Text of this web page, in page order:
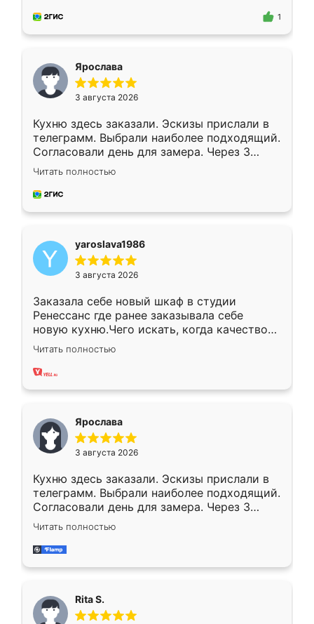
предложил по моему эскизу самый
1
Ярослава
3 августа 2026
Кухню здесь заказали. Эскизы прислали в
телеграмм. Выбрали наиболее подходящий.
Согласовали день для замера. Через 3
недели кухня была уже готова. Остались
довольны работой. Спасибо Ренессанс
мебель за качественную работу!
Читать полностью
yaroslava1986
3 августа 2026
Заказала себе новый шкаф в студии
Ренессанс где ранее заказывала себе
новую кухню.Чего искать, когда качеством
вполне довольна. Служит кухня уже почти
два года, нареканий нет.
Читать полностью
Ярослава
3 августа 2026
Кухню здесь заказали. Эскизы прислали в
телеграмм. Выбрали наиболее подходящий.
Согласовали день для замера. Через 3
недели кухня была уже готова. Остались
довольны работой. Спасибо Ренессанс
мебель за качественную работу!
Читать полностью
Rita S.